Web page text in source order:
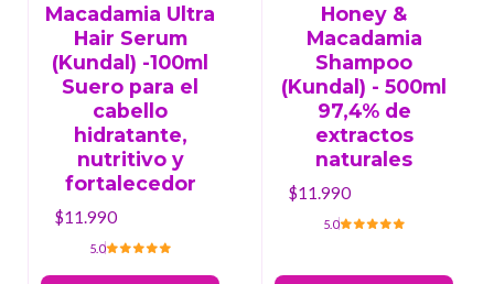
Macadamia Ultra
Hair Serum
(Kundal) -100ml
Suero para el
cabello
hidratante,
nutritivo y
fortalecedor
$11.990
5.0
Honey &
Macadamia
Shampoo
(Kundal) - 500ml
97,4% de
extractos
naturales
$11.990
5.0